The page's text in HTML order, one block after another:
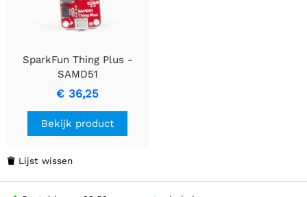
SparkFun Thing Plus -
SAMD51
€ 36,25
Bekijk product
 Lijst wissen